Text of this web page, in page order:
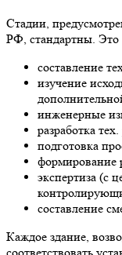
Стадии,
РФ, стандартны. Это
составление
изучение
инженерные
разработка
подготовка
формирование
экспертиза (с
составление
Каждое здание,
соответствовать